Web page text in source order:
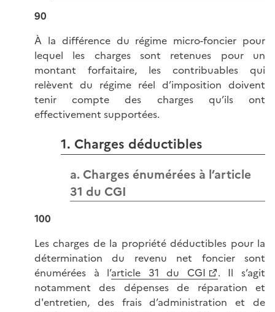
90
À la différence du régime micro-foncier pour
lequel les charges sont retenues pour un
montant forfaitaire, les contribuables qui
relèvent du régime réel d’imposition doivent
tenir compte des charges qu’ils ont
effectivement supportées.
1. Charges déductibles
a. Charges énumérées à l’article
31 du CGI
100
Les charges de la propriété déductibles pour la
détermination du revenu net foncier sont
énumérées à l’article 31 du CGI
. Il s’agit
notamment des dépenses de réparation et
d'entretien, des frais d’administration et de